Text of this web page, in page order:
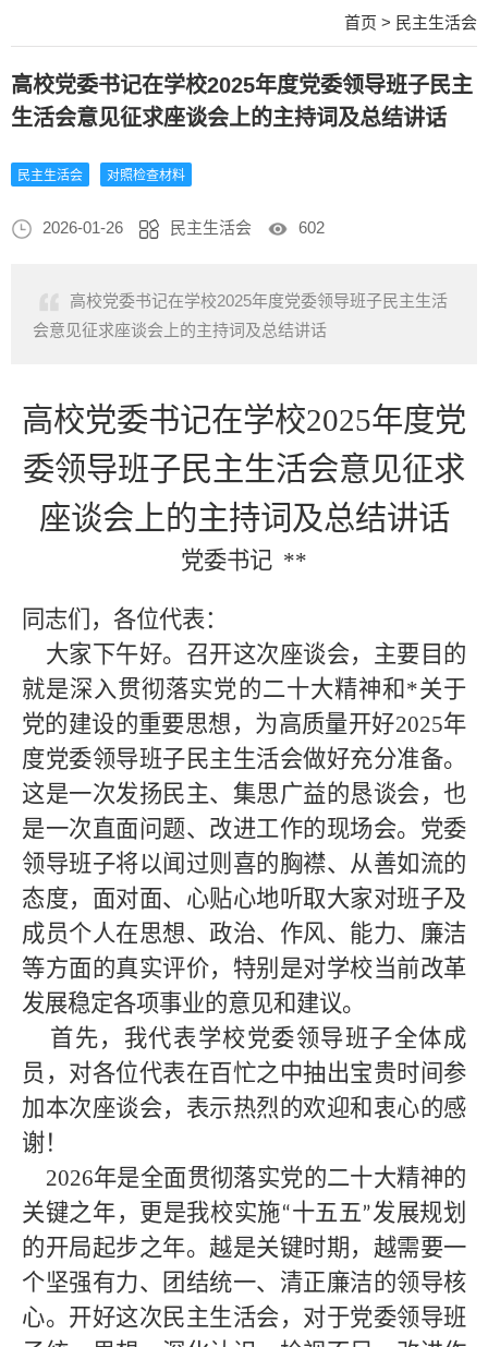
首页 > 民主生活会
高校党委书记在学校2025年度党委领导班子民主
生活会意见征求座谈会上的主持词及总结讲话
民主生活会 对照检查材料
2026-01-26 民主生活会 602
高校党委书记在学校2025年度党委领导班子民主生活
会意见征求座谈会上的主持词及总结讲话
高校党委书记在学校2025年度党
委领导班子民主生活会意见征求
座谈会上的主持词及总结讲话
党委书记 **
同志们，各位代表：
大家下午好。召开这次座谈会，主要目的
就是深入贯彻落实党的二十大精神和*关于
党的建设的重要思想，为高质量开好2025年
度党委领导班子民主生活会做好充分准备。
这是一次发扬民主、集思广益的恳谈会，也
是一次直面问题、改进工作的现场会。党委
领导班子将以闻过则喜的胸襟、从善如流的
态度，面对面、心贴心地听取大家对班子及
成员个人在思想、政治、作风、能力、廉洁
等方面的真实评价，特别是对学校当前改革
发展稳定各项事业的意见和建议。
首先，我代表学校党委领导班子全体成
员，对各位代表在百忙之中抽出宝贵时间参
加本次座谈会，表示热烈的欢迎和衷心的感
谢！
2026年是全面贯彻落实党的二十大精神的
关键之年，更是我校实施“十五五”发展规划
的开局起步之年。越是关键时期，越需要一
个坚强有力、团结统一、清正廉洁的领导核
心。开好这次民主生活会，对于党委领导班